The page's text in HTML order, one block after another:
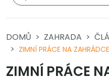
DOMŮ ZAHRADA
ZIMNÍ PRÁCE NA ZAHRÁDCE
ZIMNÍ PRÁCE